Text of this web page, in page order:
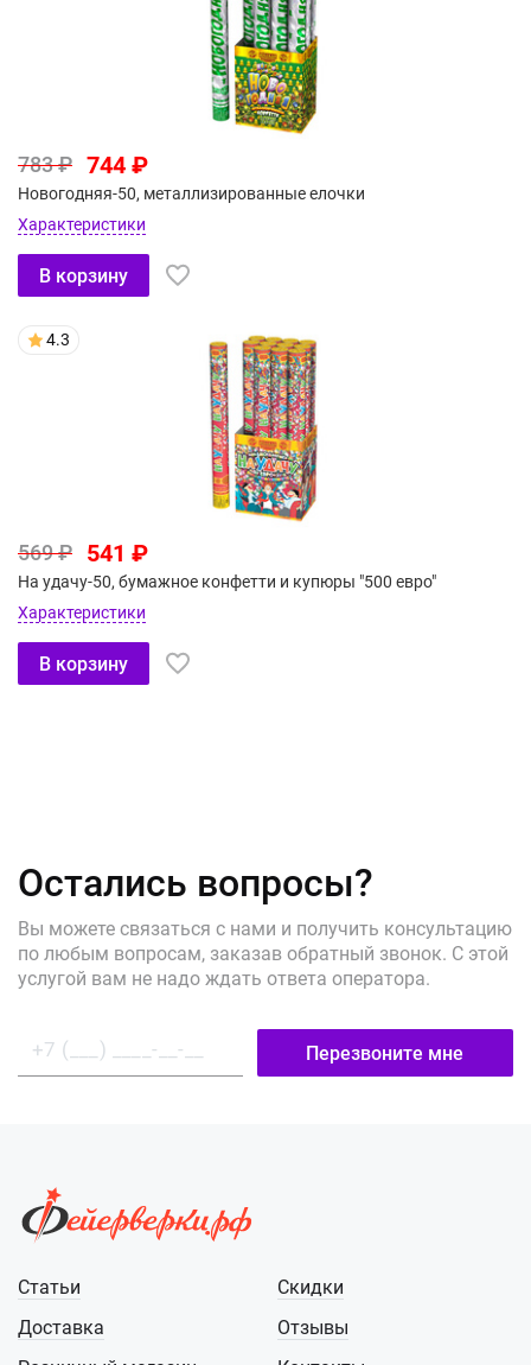
783 ₽ 744 ₽
Новогодняя-50, металлизированные елочки
Характеристики
В корзину
4.3
569 ₽ 541 ₽
На удачу-50, бумажное конфетти и купюры "500 евро"
Характеристики
В корзину
Остались вопросы?
Вы можете связаться с нами и получить консультацию
по любым вопросам, заказав обратный звонок. С этой
услугой вам не надо ждать ответа оператора.
Перезвоните мне
Статьи
Доставка
Скидки
Отзывы